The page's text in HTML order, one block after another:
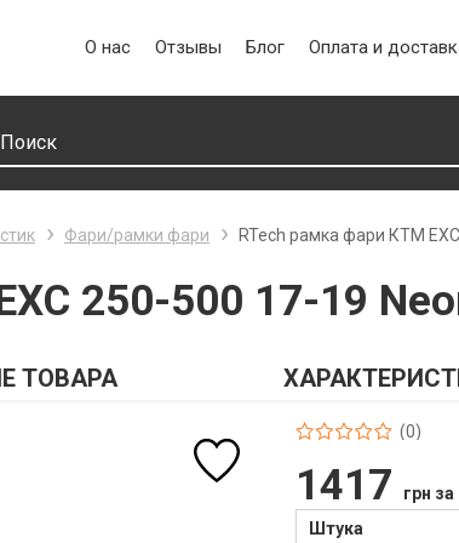
О нас Отзывы Блог Оплата и
Фари/рамки фари RTech рамка фари КТМ
250-500 17-19
ТОВАРА
(0)
1417
грн за
Штука